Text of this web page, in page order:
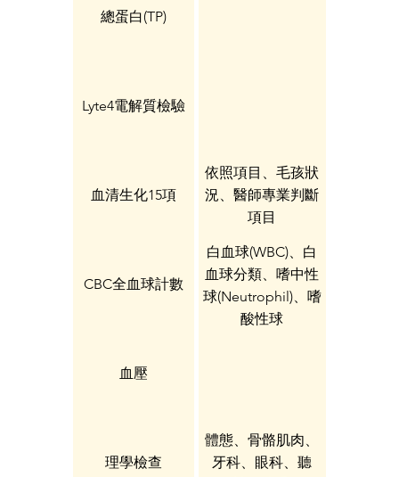
總蛋白(TP)
Lyte4電解質檢驗
血清生化15項
依照項目、毛孩狀
況、醫師專業判斷
項目
CBC全血球計數
白血球(WBC)、白
血球分類、嗜中性
球(Neutrophil)、嗜
酸性球
球(RBC)、血紅素
(Hb)、血容積
血壓
理學檢查
體態、骨骼肌肉、
牙科、眼科、聽